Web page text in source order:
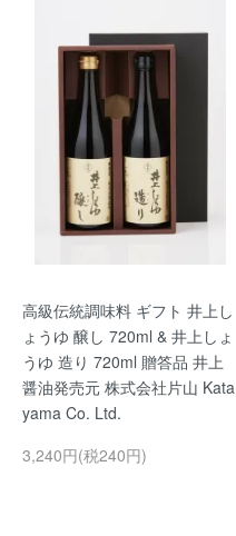
高級伝統調味料 ギフト 井上し
ょうゆ 醸し 720ml & 井上しょ
うゆ 造り 720ml 贈答品 井上
醤油発売元 株式会社片山 Kata
yama Co. Ltd.
3,240円(税240円)